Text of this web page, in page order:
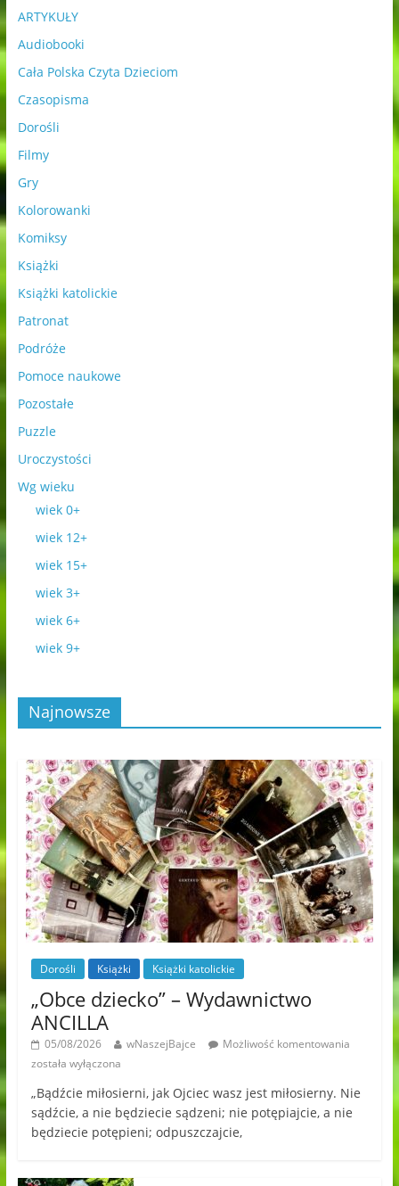
ARTYKUŁY
Audiobooki
Cała Polska Czyta Dzieciom
Czasopisma
Dorośli
Filmy
Gry
Kolorowanki
Komiksy
Książki
Książki katolickie
Patronat
Podróże
Pomoce naukowe
Pozostałe
Puzzle
Uroczystości
Wg wieku
wiek 0+
wiek 12+
wiek 15+
wiek 3+
wiek 6+
wiek 9+
Najnowsze
Dorośli Książki Książki katolickie
„Obce dziecko” – Wydawnictwo
ANCILLA
05/08/2026 wNaszejBajce
Możliwość komentowania
została wyłączona
„Bądźcie miłosierni, jak Ojciec wasz jest miłosierny. Nie
sądźcie, a nie będziecie sądzeni; nie potępiajcie, a nie
będziecie potępieni; odpuszczajcie,